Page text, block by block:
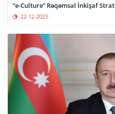
“e-Culture” Rəqəmsal İnkişaf
22-12-2023